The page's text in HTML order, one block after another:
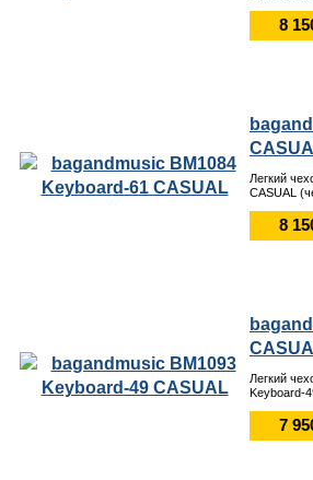
8
Легкий
CASUAL
8
Легкий
Keyboard-
7